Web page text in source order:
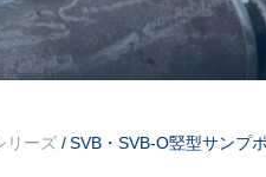
リーズ / SVB・SVB-O竪型サンプ